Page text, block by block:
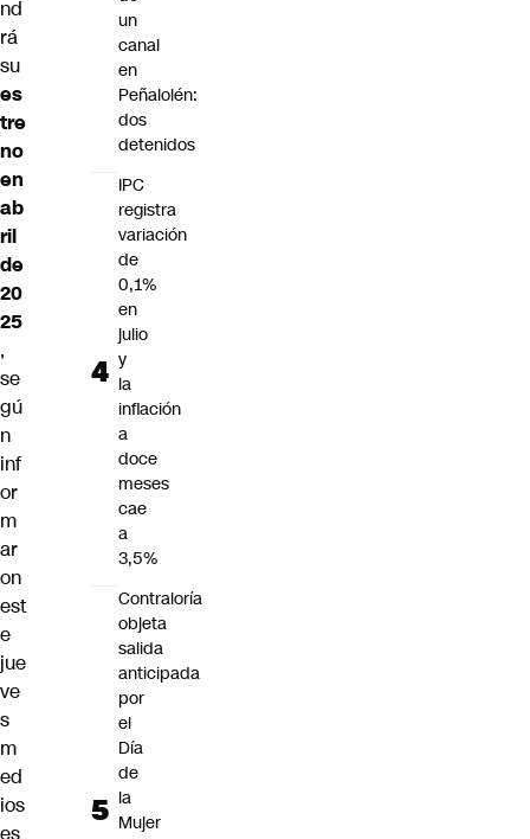
nd
rá
su
es
tre
no
en
ab
ril
de
20
25
,
se
gú
n
inf
or
m
ar
on
est
e
jue
ve
s
m
ed
ios
es
un
canal
en
Peñalolén:
dos
detenidos
IPC
registra
variación
de
0,1%
en
julio
y
la
inflación
a
doce
meses
cae
a
3,5%
Contraloría
objeta
salida
anticipada
por
el
Día
de
la
Mujer